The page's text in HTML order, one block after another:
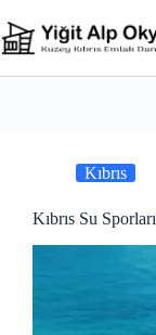
to
content
Kıbrıs
Kıbrıs Su Sporları